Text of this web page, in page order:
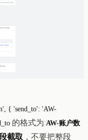
{ 'send_to': 'AW-
的格式为 AW-账户数
截取 ，不要把整段